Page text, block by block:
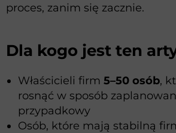
proces, zanim się zacznie.
Dla kogo jest ten
Właścicieli firm 5–50 osób,
rosnąć w sposób
przypadkowy
Osób, które mają stabilną